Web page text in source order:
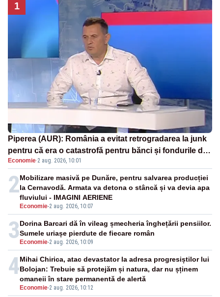
1
Piperea (AUR): România a evitat retrogradarea la junk
pentru că era o catastrofă pentru bănci și fondurile de
pensii
Economie·2 aug. 2026, 10:01
2
Economie-2 aug. 2026, 10:07
Mobilizare masivă pe Dunăre, pentru salvarea producției
la Cernavodă. Armata va detona o stâncă și va devia apa
fluviului - IMAGINI AERIENE
3 Economie-2 aug. 2026, 10:09
Dorina Barcari dă în vileag șmecheria înghețării pensiilor.
Sumele uriașe pierdute de fiecare român
4
Economie-2 aug. 2026, 10:12
Mihai Chirica, atac devastator la adresa progresiștilor lui
Bolojan: Trebuie să protejăm și natura, dar nu șținem
omaneii în stare permanentă de alertă